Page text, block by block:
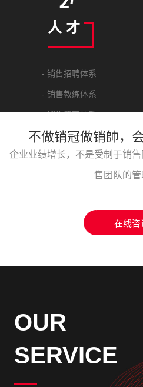
人 才
- 销售招聘体系
- 销售教练体系
- 销售管理体系
- 销售领导体系
- 机会激励制度
不做销冠做销帥，
企业业绩增长，不是受制于销
售团队的管
在线咨
OUR
SERVICE